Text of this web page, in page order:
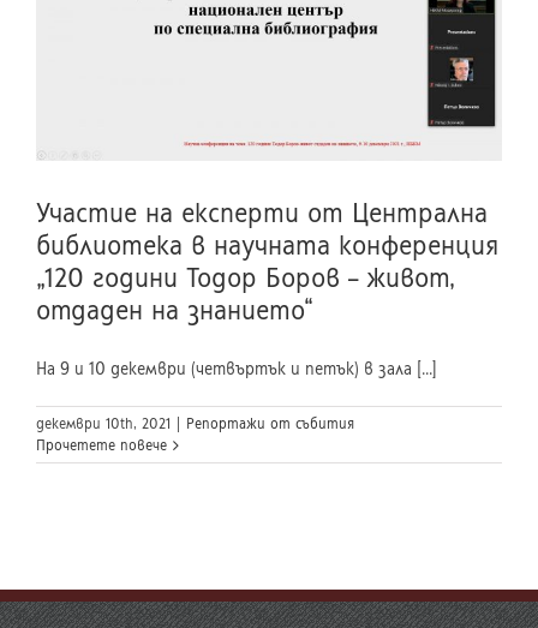
Участие на експерти от Централна
библиотека в научната конференция
„120 години Тодор Боров – живот,
отдаден на знанието“
На 9 и 10 декември (четвъртък и петък) в зала [...]
декември 10th, 2021
Репортажи от събития
Прочетете повече